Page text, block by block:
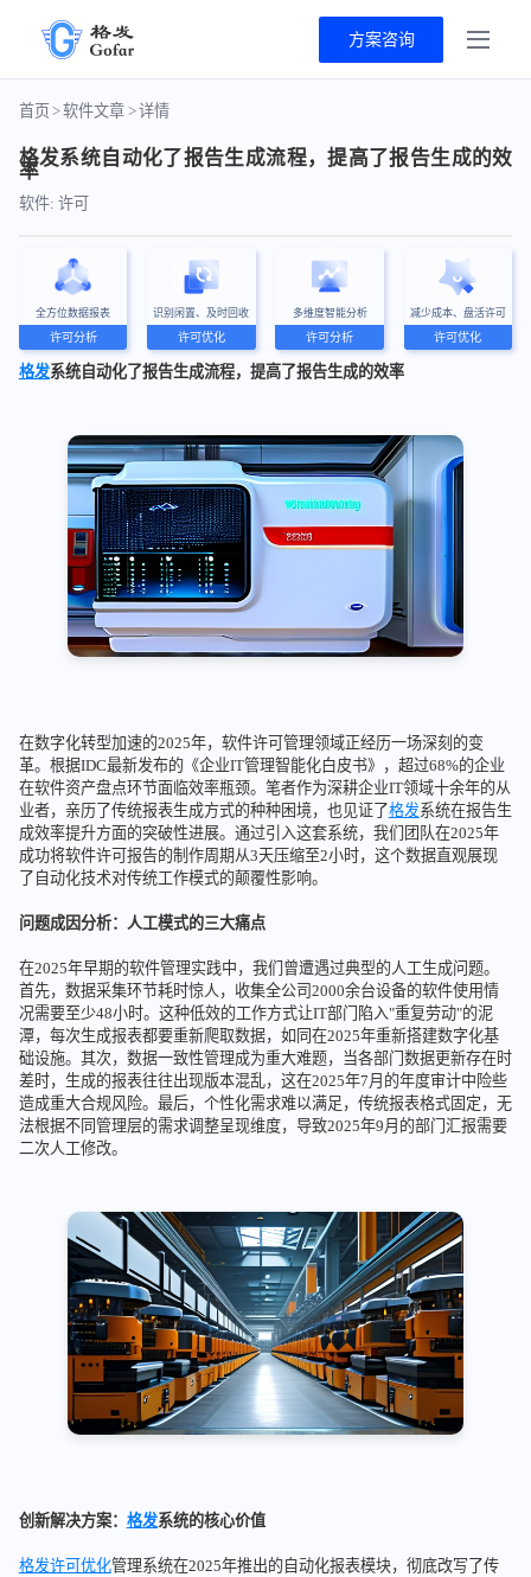
方案咨询
首页>软件文章 >详情
格发系统自动化了报告生成流程，提高了报告生成的效
率
软件: 许可
全方位数据报表
许可分析
识别闲置、及时回收
许可优化
多维度智能分析
许可分析
减少成本、盘活许可
许可优化
格发系统自动化了报告生成流程，提高了报告生成的效率
在数字化转型加速的2025年，软件许可管理领域正经历一场深刻的变
革。根据IDC最新发布的《企业IT管理智能化白皮书》，超过68%的企业
在软件资产盘点环节面临效率瓶颈。笔者作为深耕企业IT领域十余年的从
业者，亲历了传统报表生成方式的种种困境，也见证了格发系统在报告生
成效率提升方面的突破性进展。通过引入这套系统，我们团队在2025年
成功将软件许可报告的制作周期从3天压缩至2小时，这个数据直观展现
了自动化技术对传统工作模式的颠覆性影响。
问题成因分析：人工模式的三大痛点
在2025年早期的软件管理实践中，我们曾遭遇过典型的人工生成问题。
首先，数据采集环节耗时惊人，收集全公司2000余台设备的软件使用情
况需要至少48小时。这种低效的工作方式让IT部门陷入"重复劳动"的泥
潭，每次生成报表都要重新爬取数据，如同在2025年重新搭建数字化基
础设施。其次，数据一致性管理成为重大难题，当各部门数据更新存在时
差时，生成的报表往往出现版本混乱，这在2025年7月的年度审计中险些
造成重大合规风险。最后，个性化需求难以满足，传统报表格式固定，无
法根据不同管理层的需求调整呈现维度，导致2025年9月的部门汇报需要
二次人工修改。
创新解决方案： 格发系统的核心价值
格发许可优化管理系统在2025年推出的自动化报表模块，彻底改写了传